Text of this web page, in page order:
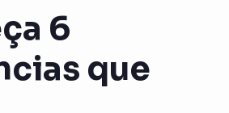
6
que